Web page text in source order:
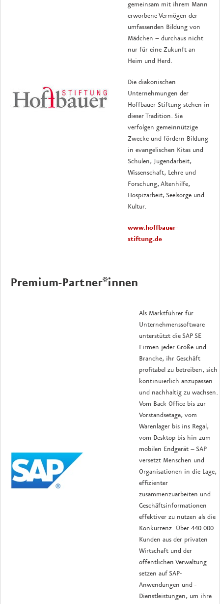
gemeinsam mit ihrem Mann
erworbene Vermögen der
umfassenden Bildung von
Mädchen – durchaus nicht
nur für eine Zukunft an
Heim und Herd.
Die diakonischen
Unternehmungen der
Hoffbauer-Stiftung stehen in
dieser Tradition. Sie
verfolgen gemeinnützige
Zwecke und fördern Bildung
in evangelischen Kitas und
Schulen, Jugendarbeit,
Wissenschaft, Lehre und
Forschung, Altenhilfe,
Hospizarbeit, Seelsorge und
Kultur.
www.hoffbauer-
stiftung.de
Premium-Partner*innen
Als Marktführer für
Unternehmenssoftware
unterstützt die SAP SE
Firmen jeder Größe und
Branche, ihr Geschäft
profitabel zu betreiben, sich
kontinuierlich anzupassen
und nachhaltig zu wachsen.
Vom Back Office bis zur
Vorstandsetage, vom
Warenlager bis ins Regal,
vom Desktop bis hin zum
mobilen Endgerät – SAP
versetzt Menschen und
Organisationen in die Lage,
effizienter
zusammenzuarbeiten und
Geschäftsinformationen
effektiver zu nutzen als die
Konkurrenz. Über 440.000
Kunden aus der privaten
Wirtschaft und der
öffentlichen Verwaltung
setzen auf SAP-
Anwendungen und ­
Dienstleistungen, um ihre